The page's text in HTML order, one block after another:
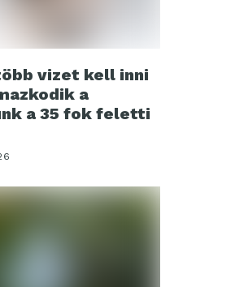
vizet kell inni
a
a 35 fok feletti